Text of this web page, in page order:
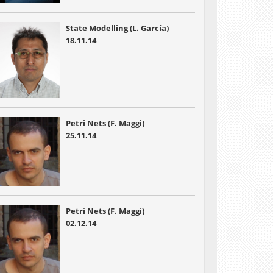
State Modelling (L. García)
18.11.14
Petri Nets (F. Maggi)
25.11.14
Petri Nets (F. Maggi)
02.12.14